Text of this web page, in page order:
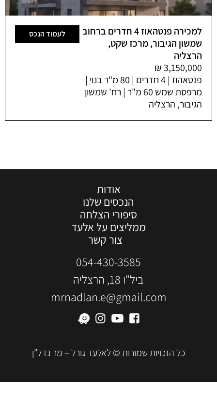
למכירה פנטהאוז 4 חדרים ברחוב
שמשון הגיבור, מרכז שקט,
הרצליה
פנטאהוז | 4 חדרים | 80 מ"ר בנוי |
מרפסת שמש 60 מ"ר | רח' שמשון
הגיבור, הרצליה
לעמוד הנכס
אודות
הנכסים שלנו
סיפורי הצלחה
ממליצים על אלעד
צור קשר
054-430-3585
ביל"ו 18, הרצליה
mrnadlan.e@gmail.com
כל הזכויות שמורות © לאלעד גורל – מר נדל”ן